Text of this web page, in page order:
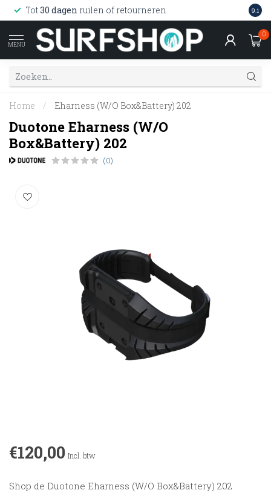
Tot30 dagen ruilen of retourneren 9.1
MENU
0
Home / Eharness (W/O Box&Battery) 202
Duotone Eharness (W/O
Box&Battery) 202
(0)
€120,00 Incl. btw
Shop de Duotone Eharness (W/O Box&Battery) 202